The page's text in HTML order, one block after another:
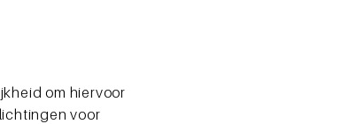
om hiervoor
voor